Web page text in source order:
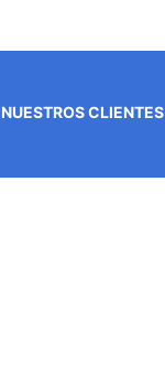
NUESTROS CLIENTES